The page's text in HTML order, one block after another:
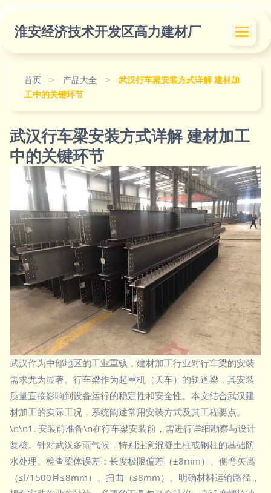
淮安经济技术开发区高力建材厂
首页 > 产品大全 >
武汉行车梁安装方式详解 建材加
工中的关键环节
武汉行车梁安装方式详解 建材加工
中的关键环节
武汉作为中部地区的工业重镇，建材加工行业对行车梁的安装
需求尤为显著。行车梁作为起重机（天车）的轨道梁，其安装
质量直接影响到设备运行的稳定性和安全性。本文结合武汉建
材加工的实际工况，系统阐述常用安装方式及其工程要点。
\n\n1. 安装前准备\n在行车梁安装前，需进行详细勘察与设计
复核。针对武汉多雨气候，特别注意混凝土柱或钢柱的基础防
水处理。检查梁体误差：长度极限偏差（±8mm）、侧弯矢高
（≤l/1500且≤8mm）、扭曲（≤8mm）。明确材料运输路径，